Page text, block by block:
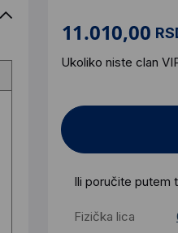
Ukoliko niste clan
Ili poručite putem
Fizička lica